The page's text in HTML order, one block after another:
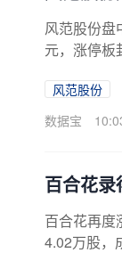
风范股份盘
元，涨停板
一个交易日
因连续三个
风范股份
数据宝
百合花
百合花再度
4.02万股，